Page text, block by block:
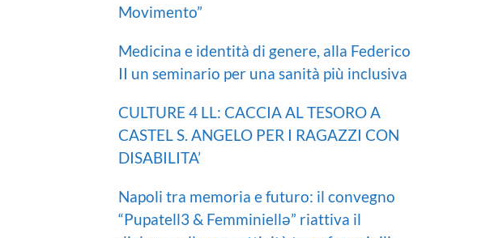
Movimento”
Medicina e identità di genere, alla Federico
II un seminario per una sanità più inclusiva
CULTURE 4 LL: CACCIA AL TESORO A
CASTEL S. ANGELO PER I RAGAZZI CON
DISABILITA’
Napoli tra memoria e futuro: il convegno
“Pupatell3 & Femminiellə” riattiva il